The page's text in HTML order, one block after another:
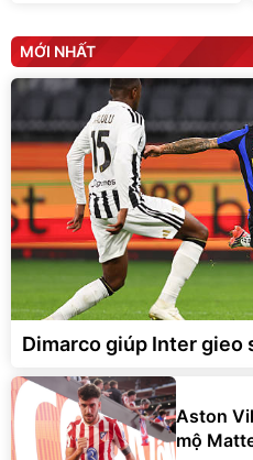
MỚI NHẤT
Dimarco giúp Inter gieo
Aston
mộ